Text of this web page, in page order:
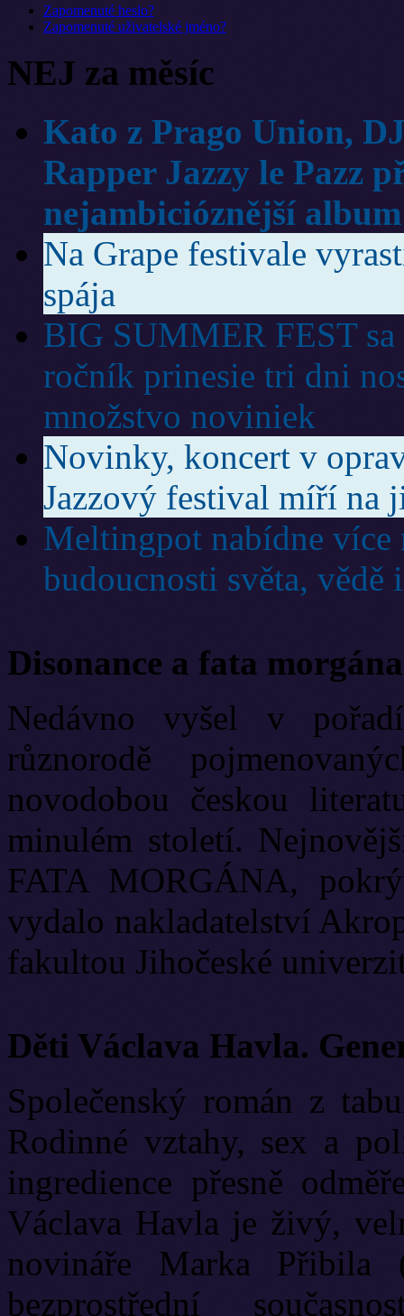
Zapomenuté heslo?
Zapomenuté uživatelské jméno?
NEJ za měsíc
Kato z Prago Union,
Rapper Jazzy le Pazz
nejambicióznější album
Na Grape festivale
spája
BIG SUMMER FEST
ročník prinesie tri dni
množstvo noviniek
Novinky, koncert v
Jazzový festival míří na
Meltingpot nabídne více
budoucnosti světa,
Disonance a fata morgána
Nedávno vyšel v
různorodě
novodobou českou
minulém století.
FATA MORGÁNA,
vydalo nakladatelství
fakultou Jihočeské
Děti Václava Havla.
Společenský román z
Rodinné vztahy, sex a
ingredience přesně
Václava Havla je živý,
novináře Marka Přibila
bezprostřední